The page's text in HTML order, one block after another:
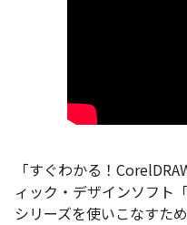
「すぐわかる！
ィック・デザインソフト
シリーズを使いこなすた